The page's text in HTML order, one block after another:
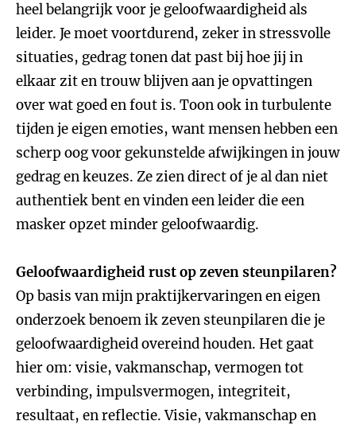
heel belangrijk voor je geloofwaardigheid als
leider. Je moet voortdurend, zeker in stressvolle
situaties, gedrag tonen dat past bij hoe jij in
elkaar zit en trouw blijven aan je opvattingen
over wat goed en fout is. Toon ook in turbulente
tijden je eigen emoties, want mensen hebben een
scherp oog voor gekunstelde afwijkingen in jouw
gedrag en keuzes. Ze zien direct of je al dan niet
authentiek bent en vinden een leider die een
masker opzet minder geloofwaardig.
Geloofwaardigheid rust op zeven steunpilaren?
Op basis van mijn praktijkervaringen en eigen
onderzoek benoem ik zeven steunpilaren die je
geloofwaardigheid overeind houden. Het gaat
hier om: visie, vakmanschap, vermogen tot
verbinding, impulsvermogen, integriteit,
resultaat, en reflectie. Visie, vakmanschap en